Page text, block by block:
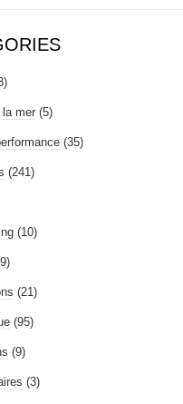
la mer (5)
(35)
(241)
(10)
(21)
(95)
(9)
(3)